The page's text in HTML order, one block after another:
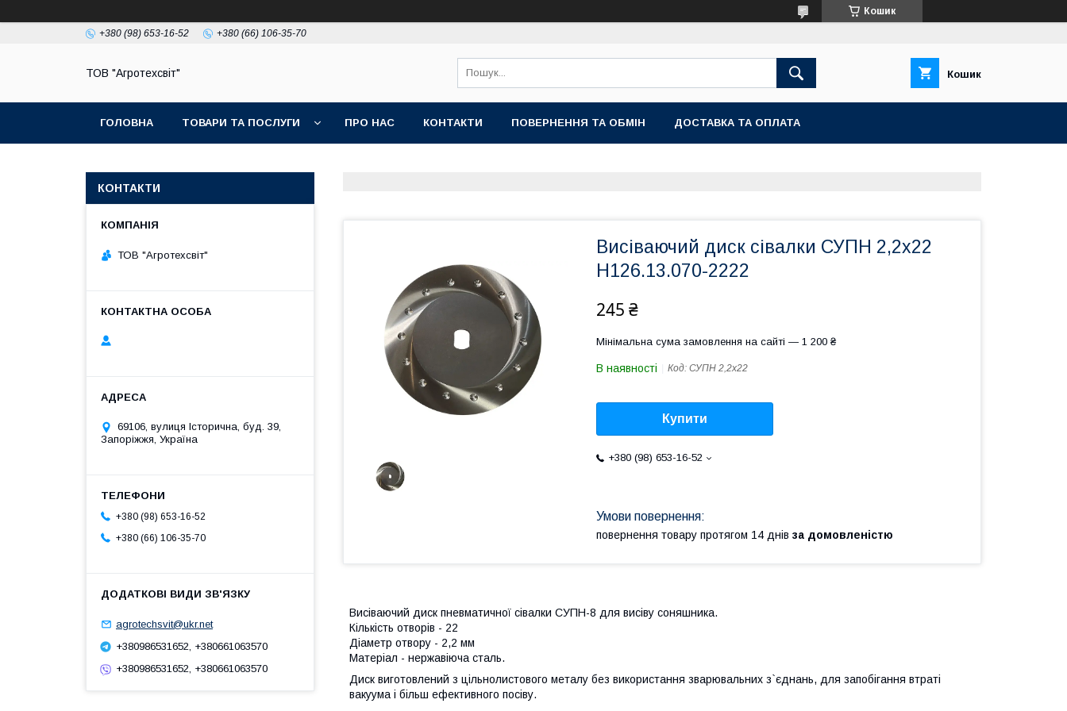
Кошик
+380 (98) 653-16-52 +380 (66) 106-35-70
ТОВ "Агротехсвіт" Кошик
ГОЛОВНА ТОВАРИ ТА ПОСЛУГИ ПРО НАС КОНТАКТИ ПОВЕРНЕННЯ ТА ОБМІН ДОСТАВКА ТА ОПЛАТА
Висіваючий диск сівалки СУПН 2,2х22
Н126.13.070-2222
245 ₴
Мінімальна сума замовлення на сайті — 1 200 ₴
В наявності Код: СУПН 2,2х22
Купити
+380 (98) 653-16-52
повернення товару протягом 14 днів за домовленістю
Висіваючий диск пневматичної сівалки СУПН-8 для висіву соняшника.
Кількість отворів - 22
Діаметр отвору - 2,2 мм
Матеріал - нержавіюча сталь.
Диск виготовлений з цільнолистового металу без використання зварювальних з`єднань, для запобігання втраті
вакуума і більш ефективного посіву.
КОНТАКТИ
ТОВ "Агротехсвіт"
69106, вулиця Історична, буд. 39,
Запоріжжя, Україна
+380 (98) 653-16-52
+380 (66) 106-35-70
agrotechsvit@ukr.net
+380986531652, +380661063570
+380986531652, +380661063570